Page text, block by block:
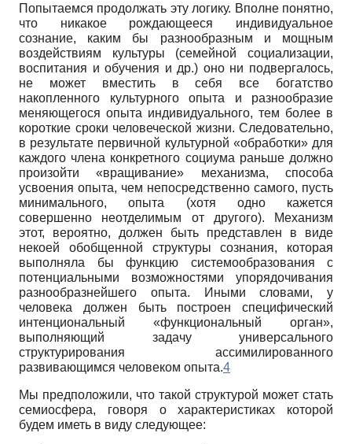
Попытаемся продолжать эту логику. Вполне понятно,
что никакое рождающееся индивидуальное
сознание, каким бы разнообразным и мощным
воздействиям культуры (семейной социализации,
воспитания и обучения и др.) оно ни подвергалось,
не может вместить в себя все богатство
накопленного культурного опыта и разнообразие
меняющегося опыта индивидуального, тем более в
короткие сроки человеческой жизни. Следовательно,
в результате первичной культурной «обработки» для
каждого члена конкретного социума раньше должно
произойти «вращивание» механизма, способа
усвоения опыта, чем непосредственно самого, пусть
минимального, опыта (хотя одно кажется
совершенно неотделимым от другого). Механизм
этот, вероятно, должен быть представлен в виде
некоей обобщенной структуры сознания, которая
выполняла бы функцию системообразования с
потенциальными возможностями упорядочивания
разнообразнейшего опыта. Иными словами, у
человека должен быть построен специфический
интенциональный «функциональный орган»,
выполняющий задачу универсального
структурирования ассимилированного
развивающимся человеком опыта.4
Мы предположили, что такой структурой может стать
семиосфера, говоря о характеристиках которой
будем иметь в виду следующее: